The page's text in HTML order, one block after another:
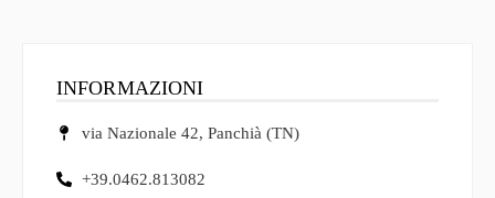
INFORMAZIONI
via Nazionale 42, Panchià (TN)
+39.0462.813082